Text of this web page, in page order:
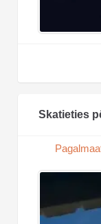
Skatieties